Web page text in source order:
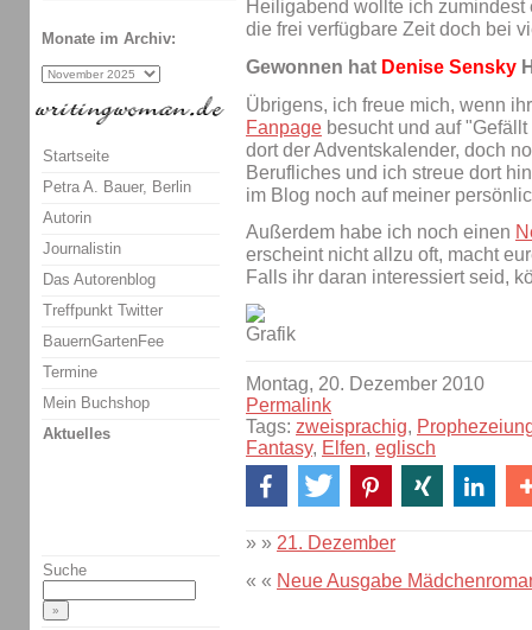
Heiligabend wollte ich
die frei verfügbare Zeit doch bei
Gewonnen hat Denise Sensky
Übrigens, ich freue mich, wenn
Fanpage besucht und auf
dort der Adventskalender, doch
Berufliches und ich streue dort
im Blog noch auf meiner
Außerdem habe ich noch einen
erscheint nicht allzu oft, macht
Falls ihr daran interessiert seid,
Montag, 20. Dezember 2010
Permalink
Tags: zweisprachig,
Fantasy, Elfen, eglisch
» » 21. Dezember
« « Neue Ausgabe
Monate im Archiv:
Startseite
Petra A. Bauer, Berlin
Autorin
Journalistin
Das Autorenblog
Treffpunkt Twitter
BauernGartenFee
Termine
Mein Buchshop
Aktuelles
Suche